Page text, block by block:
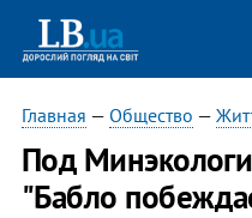
Главная — Общество —
Под
"Бабло